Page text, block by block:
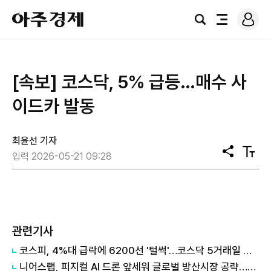
아
주
경
검
전
로
그
[속보] 코스닥, 5% 급등…매수 사
이드카 발동
최윤선 기자
입력 2026-05-21 09:28
공
유
텍
스
관련기사
코스피, 4%대 급락에 6200선 '털썩'…코스닥 5거래일 째 ↑
니어스랩, 피지컬 AI 드론 앞세워 글로벌 방산시장 공략…24일 코스닥 입성